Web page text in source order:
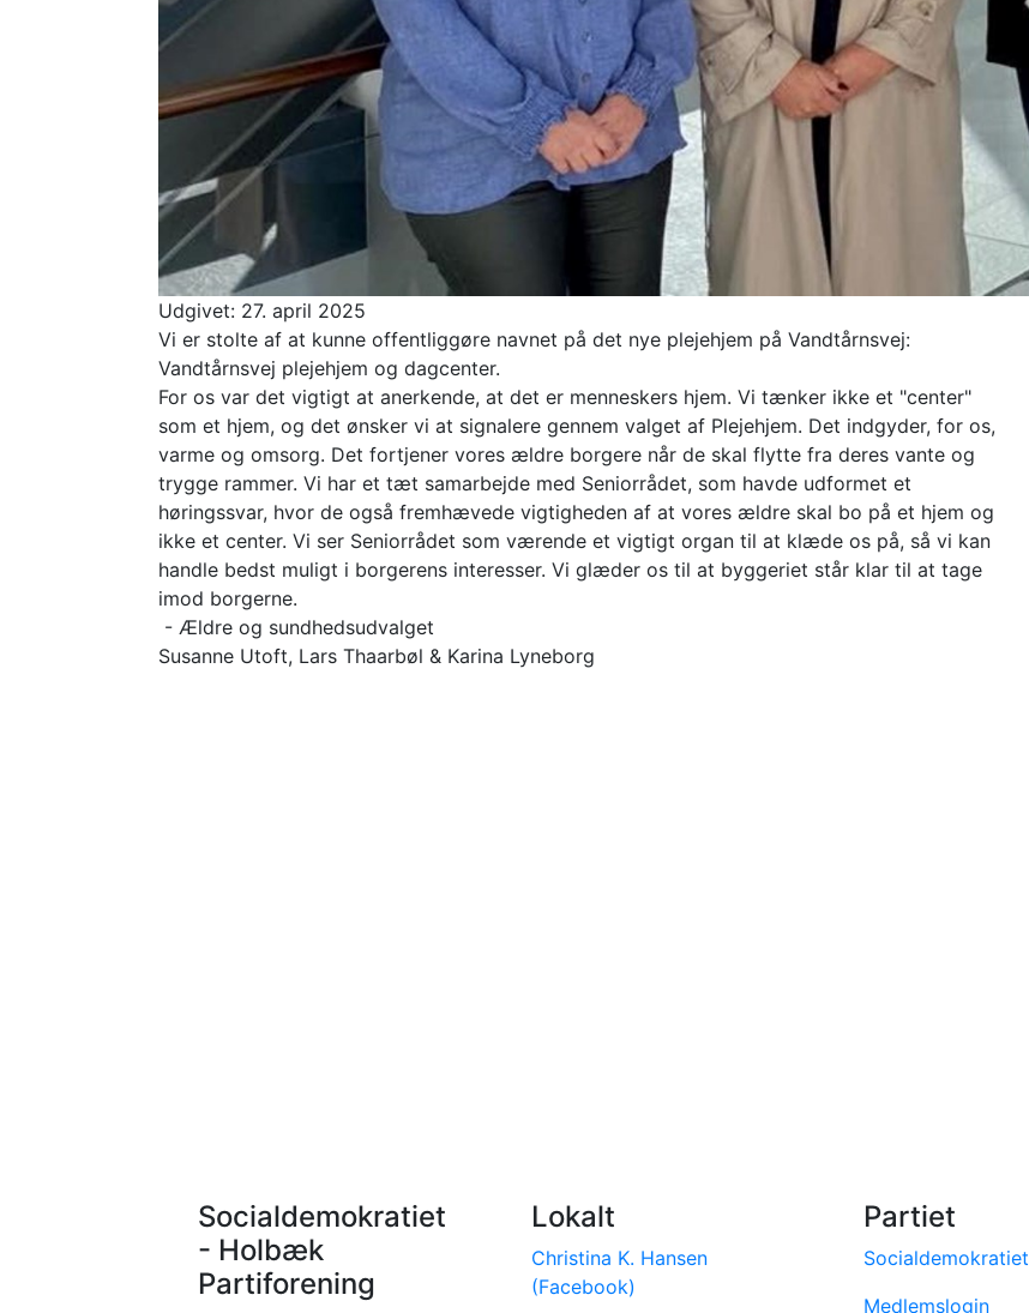
Udgivet: 27. april 2025
Vi er stolte af at kunne offentliggøre navnet på det nye plejehjem på Vandtårnsvej:
Vandtårnsvej plejehjem og dagcenter.
For os var det vigtigt at anerkende, at det er menneskers hjem. Vi tænker ikke et "center"
som et hjem, og det ønsker vi at signalere gennem valget af Plejehjem. Det indgyder, for os,
varme og omsorg. Det fortjener vores ældre borgere når de skal flytte fra deres vante og
trygge rammer. Vi har et tæt samarbejde med Seniorrådet, som havde udformet et
høringssvar, hvor de også fremhævede vigtigheden af at vores ældre skal bo på et hjem og
ikke et center. Vi ser Seniorrådet som værende et vigtigt organ til at klæde os på, så vi kan
handle bedst muligt i borgerens interesser. Vi glæder os til at byggeriet står klar til at tage
imod borgerne.
- Ældre og sundhedsudvalget
Susanne Utoft, Lars Thaarbøl & Karina Lyneborg
Socialdemokratiet
- Holbæk
Partiforening
Lokalt
Christina K. Hansen
(Facebook)
Partiet
Socialdemokratiet
Medlemslogin